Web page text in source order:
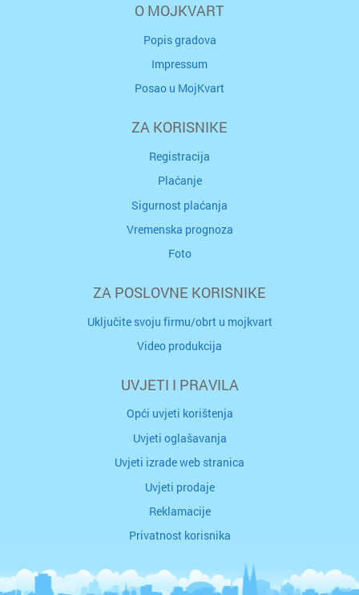
O MOJKVART
Popis gradova
Impressum
Posao u MojKvart
ZA KORISNIKE
Registracija
Plaćanje
Sigurnost plaćanja
Vremenska prognoza
Foto
ZA POSLOVNE KORISNIKE
Uključite svoju firmu/obrt u mojkvart
Video produkcija
UVJETI I PRAVILA
Opći uvjeti korištenja
Uvjeti oglašavanja
Uvjeti izrade web stranica
Uvjeti prodaje
Reklamacije
Privatnost korisnika